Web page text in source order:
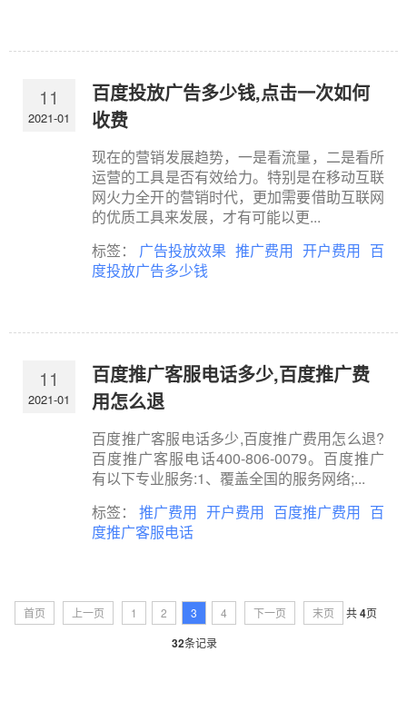
11
2021-01
百度投放广告多少钱,点击一次如何
收费
现在的营销发展趋势，一是看流量，二是看所
运营的工具是否有效给力。特别是在移动互联
网火力全开的营销时代，更加需要借助互联网
的优质工具来发展，才有可能以更...
标签： 广告投放效果 推广费用 开户费用 百
度投放广告多少钱
11
2021-01
百度推广客服电话多少,百度推广费
用怎么退
百度推广客服电话多少,百度推广费用怎么退?
百度推广客服电话400-806-0079。百度推广
有以下专业服务:1、覆盖全国的服务网络;...
标签： 推广费用 开户费用 百度推广费用 百
度推广客服电话
首页 上一页 1 2 3 4 下一页 末页 共4页
32条记录